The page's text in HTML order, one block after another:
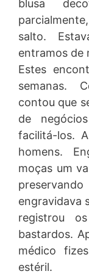
blusa
salto.
entramos de
Estes
semanas.
contou que
de
facilitá-los.
homens.
moças um
engravidava
registrou
bastardos.
médico
estéril.